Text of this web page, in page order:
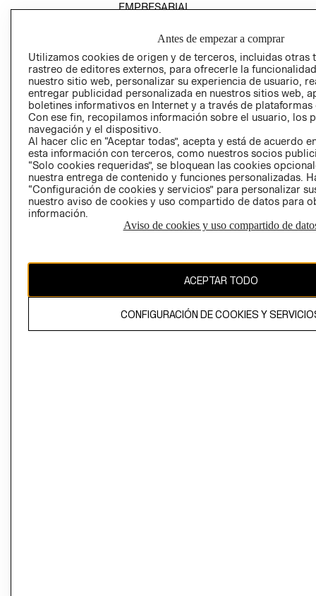
EMPRESARIAL
AVISO DE
PRIVACIDAD
GIFT CARD
El contenido de esta página web está protegido por copyright y es
Antes de empezar a comprar
Utilizamos cookies de origen y de terceros, incluidas otras
rastreo de editores externos, para ofrecerle la
nuestro sitio web, personalizar su experiencia de usuario,
entregar publicidad personalizada en nuestros sitios web,
boletines informativos en Internet y a través de plataformas
Con ese fin, recopilamos información sobre el usuario, los
navegación y el dispositivo.
Al hacer clic en “Aceptar todas”, acepta y está de acuerdo
esta información con terceros, como nuestros socios
“Solo cookies requeridas”, se bloquean las cookies
nuestra entrega de contenido y funciones personalizadas.
“Configuración de cookies y servicios” para personalizar
nuestro aviso de cookies y uso compartido de datos para
información.
Aviso de cookies y uso compartido de
ACEPTAR TODO
CONFIGURACIÓN DE COOKIES Y